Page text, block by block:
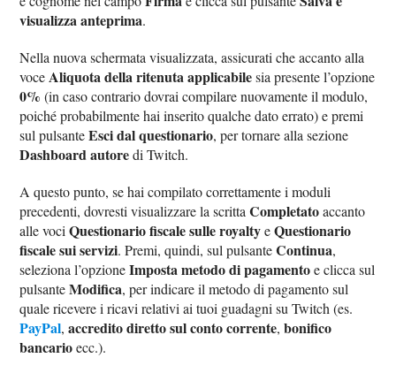
visualizza anteprima.
Nella nuova schermata visualizzata, assicurati che accanto alla
voce Aliquota della ritenuta applicabilesia presente l’opzione
0% (in caso contrario dovrai compilare nuovamente il modulo,
poiché probabilmente hai inserito qualche dato errato) e premi
sul pulsanteEsci dal questionario, per tornare alla sezione
Dashboard autoredi Twitch.
A questo punto, se hai compilato correttamente i moduli
precedenti, dovresti visualizzare la scrittaCompletatoaccanto
alle vociQuestionario fiscale sulle royaltyeQuestionario
fiscale sui servizi. Premi, quindi, sul pulsanteContinua,
seleziona l’opzioneImposta metodo di pagamentoe clicca sul
pulsanteModifica, per indicare il metodo di pagamento sul
quale ricevere i ricavi relativi ai tuoi guadagni su Twitch (es.
PayPal,accredito diretto sul conto corrente,bonifico
bancarioecc.).